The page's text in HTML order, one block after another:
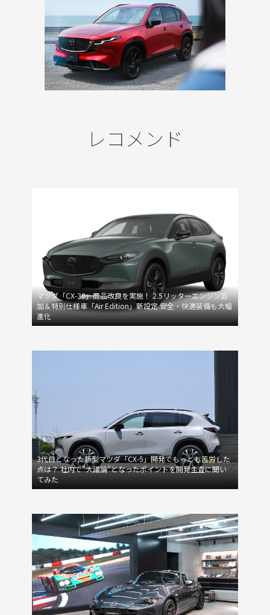
レコメンド
マツダ「CX-30」商品改良を実施！ 2.5リッターエンジン追
加＆特別仕様車「Air Edition」新設定 安全・快適装備も大幅
進化
3代目となった新型マツダ「CX-5」開発でもっとも苦労した
点は？ 社内で”大議論”となったポイントを開発主査に聞い
てみた